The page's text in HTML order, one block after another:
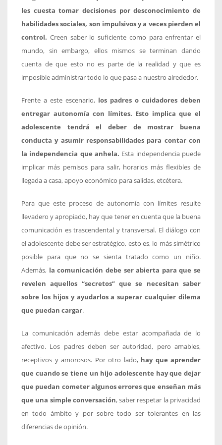
les cuesta tomar decisiones por desconocimiento de
habilidades sociales, son impulsivos y a veces pierden el
control. Creen saber lo suficiente como para enfrentar el
mundo, sin embargo, ellos mismos se terminan dando
cuenta de que esto no es parte de la realidad y que es
imposible administrar todo lo que pasa a nuestro alrededor.
Frente a este escenario, los padres o cuidadores deben
entregar autonomía con límites. Esto implica que el
adolescente tendrá el deber de mostrar buena
conducta y asumir responsabilidades para contar con
la independencia que anhela. Esta independencia puede
implicar más pemisos para salir, horarios más flexibles de
llegada a casa, apoyo económico para salidas, etcétera.
Para que este proceso de autonomía con límites resulte
llevadero y apropiado, hay que tener en cuenta que la buena
comunicación es trascendental y transversal. El diálogo con
el adolescente debe ser estratégico, esto es, lo más simétrico
posible para que no se sienta tratado como un niño.
Además, la comunicación debe ser abierta para que se
revelen aquellos “secretos” que se necesitan saber
sobre los hijos y ayudarlos a superar cualquier dilema
que puedan cargar.
La comunicación además debe estar acompañada de lo
afectivo. Los padres deben ser autoridad, pero amables,
receptivos y amorosos. Por otro lado, hay que aprender
que cuando se tiene un hijo adolescente hay que dejar
que puedan cometer algunos errores que enseñan más
que una simple conversación, saber respetar la privacidad
en todo ámbito y por sobre todo ser tolerantes en las
diferencias de opinión.